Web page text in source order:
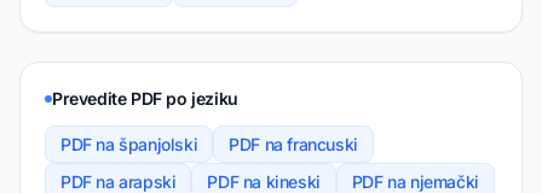
Prevedite PDF po jeziku
PDF na španjolski
PDF na francuski
PDF na arapski
PDF na kineski
PDF na njemački